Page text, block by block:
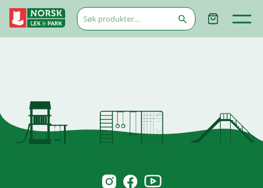
Søk
etter:
Norsk Leg & Park instagram
Norsk Leg & Park facebook
Norsk Leg & Park youtube